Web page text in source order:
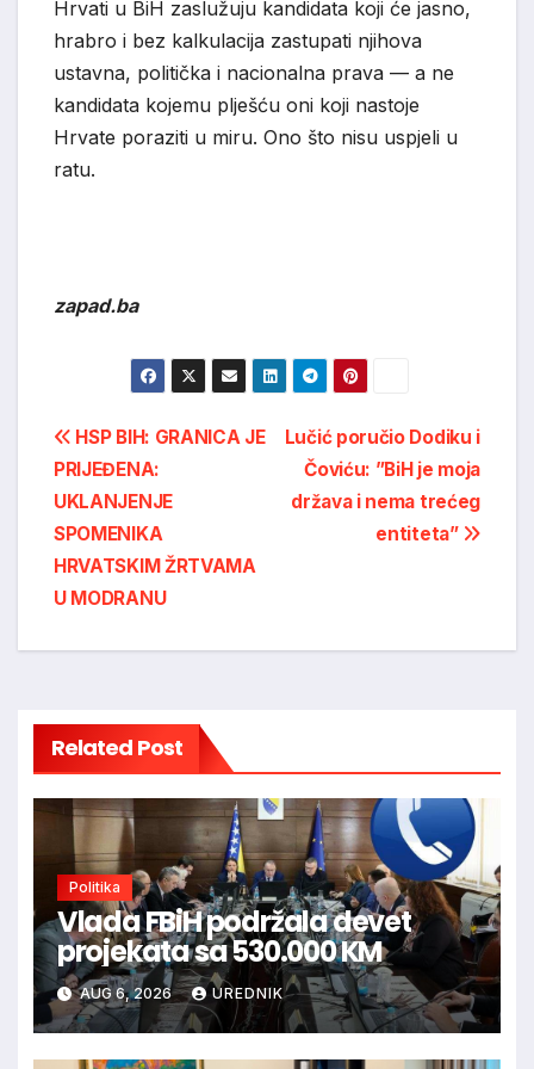
Hrvati u BiH zaslužuju kandidata koji će jasno,
hrabro i bez kalkulacija zastupati njihova
ustavna, politička i nacionalna prava — a ne
kandidata kojemu plješću oni koji nastoje
Hrvate poraziti u miru. Ono što nisu uspjeli u
ratu.
zapad.ba
Post
navigation
Lučić poručio Dodiku i
Čoviću: ”BiH je moja
država i nema trećeg
entiteta”
HSP BIH: GRANICA JE
PRIJEĐENA:
UKLANJENJE
SPOMENIKA
HRVATSKIM ŽRTVAMA
U MODRANU
Related Post
Politika
Vlada FBiH podržala devet
projekata sa 530.000 KM
AUG 6, 2026 UREDNIK